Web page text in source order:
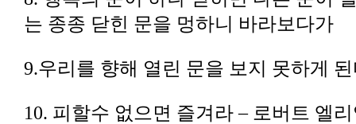
는 종종 닫힌 문을 멍하니 바라보다가
9.우리를 향해 열린 문을 보지 못하게
10. 피할수 없으면 즐겨라 – 로버트 엘